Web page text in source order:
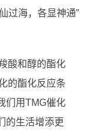
过海，各显神通”
酸和醇的酯化
的酯化反应条
们用TMG催化
的生活增添更